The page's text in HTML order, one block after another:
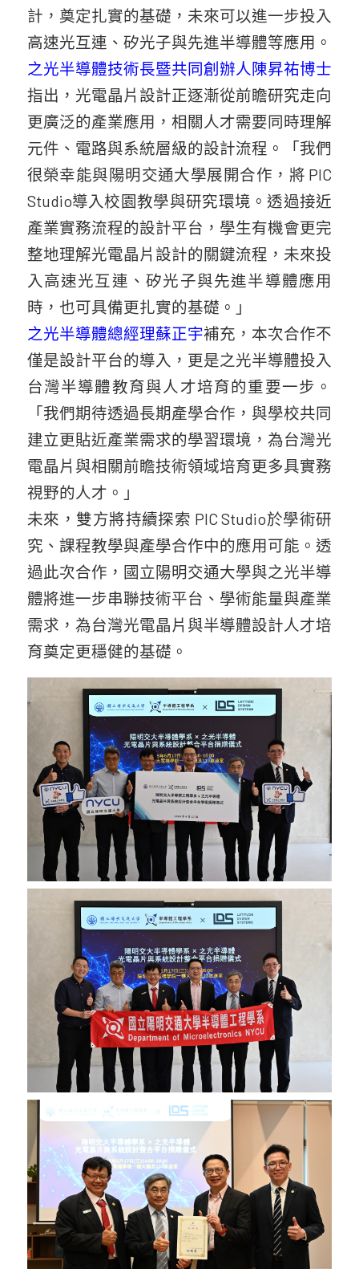
計，奠定扎實的基礎，未來可以進一步投入
高速光互連、矽光子與先進半導體等應用。
之光半導體技術長暨共同創辦人陳昇祐博士
指出，光電晶片設計正逐漸從前瞻研究走向
更廣泛的產業應用，相關人才需要同時理解
元件、電路與系統層級的設計流程。「我們
很榮幸能與陽明交通大學展開合作，將 PIC
Studio導入校園教學與研究環境。透過接近
產業實務流程的設計平台，學生有機會更完
整地理解光電晶片設計的關鍵流程，未來投
入高速光互連、矽光子與先進半導體應用
時，也可具備更扎實的基礎。」
之光半導體總經理蘇正宇補充，本次合作不
僅是設計平台的導入，更是之光半導體投入
台灣半導體教育與人才培育的重要一步。
「我們期待透過長期產學合作，與學校共同
建立更貼近產業需求的學習環境，為台灣光
電晶片與相關前瞻技術領域培育更多具實務
視野的人才。」
未來，雙方將持續探索 PIC Studio於學術研
究、課程教學與產學合作中的應用可能。透
過此次合作，國立陽明交通大學與之光半導
體將進一步串聯技術平台、學術能量與產業
需求，為台灣光電晶片與半導體設計人才培
育奠定更穩健的基礎。